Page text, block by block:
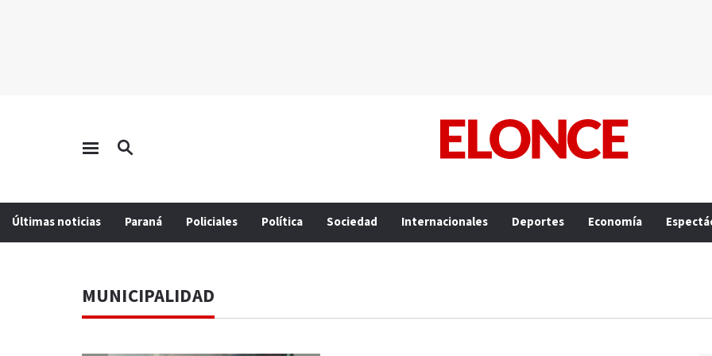
Últimas noticias Paraná Policiales Política Sociedad Internacionales Deportes Economía
MUNICIPALIDAD